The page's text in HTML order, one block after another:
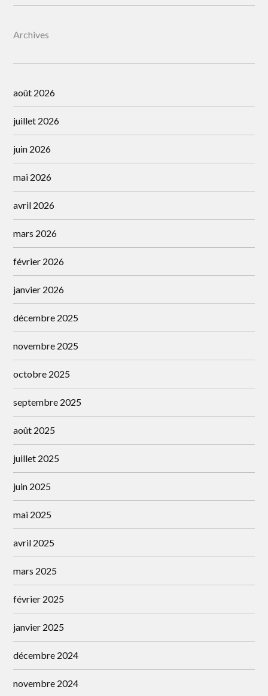
Archives
août 2026
juillet 2026
juin 2026
mai 2026
avril 2026
mars 2026
février 2026
janvier 2026
décembre 2025
novembre 2025
octobre 2025
septembre 2025
août 2025
juillet 2025
juin 2025
mai 2025
avril 2025
mars 2025
février 2025
janvier 2025
décembre 2024
novembre 2024